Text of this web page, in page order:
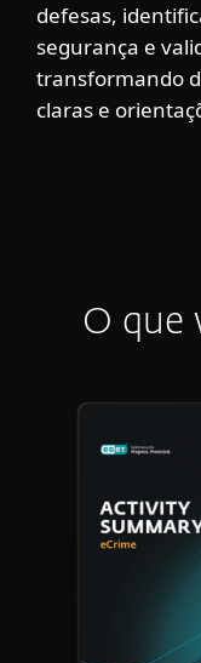
defesas,
segurança e
transformando
claras e
O que